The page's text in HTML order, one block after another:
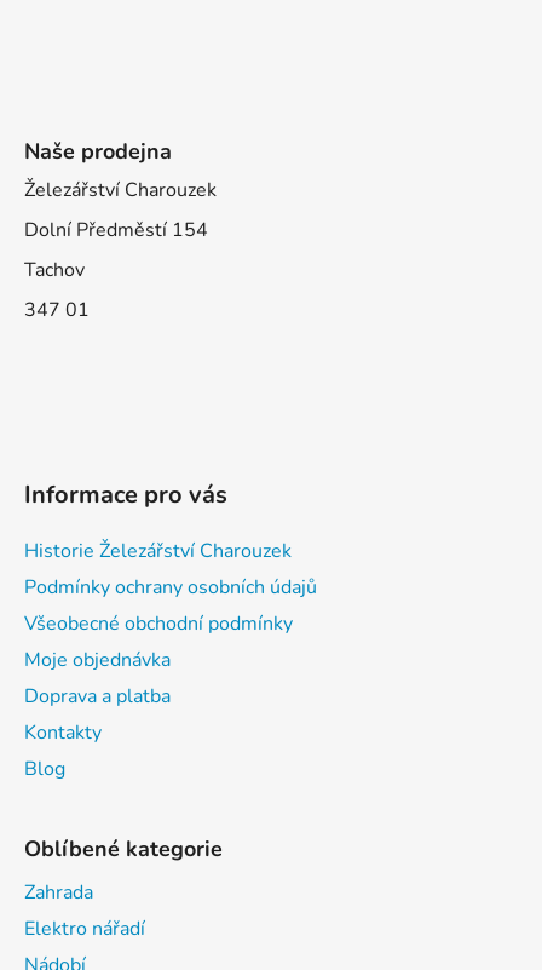
Naše prodejna
Železářství Charouzek
Dolní Předměstí 154
Tachov
347 01
Informace pro vás
Historie Železářství Charouzek
Podmínky ochrany osobních údajů
Všeobecné obchodní podmínky
Moje objednávka
Doprava a platba
Kontakty
Blog
Oblíbené kategorie
Zahrada
Elektro nářadí